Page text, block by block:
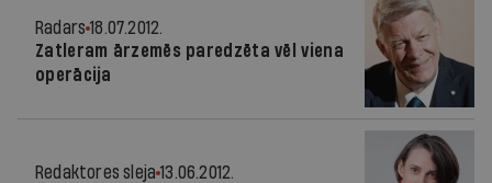
Radars 18.07.2012.
Zatleram ārzemēs paredzēta vēl viena
operācija
Redaktores sleja 13.06.2012.